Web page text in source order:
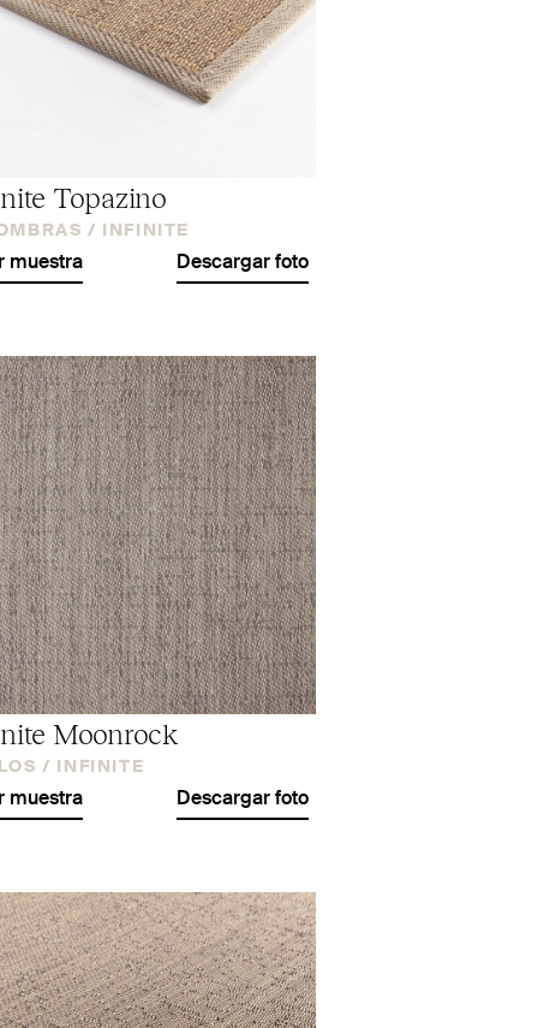
Topazino
/ INFINITE
muestra Descargar foto
Moonrock
/ INFINITE
muestra Descargar foto